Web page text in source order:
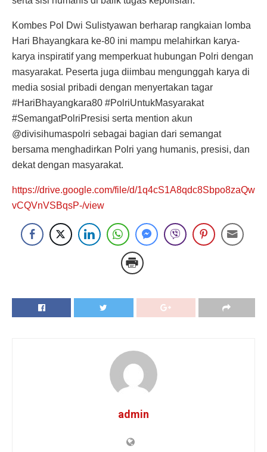
Kombes Pol Dwi Sulistyawan berharap rangkaian lomba
Hari Bhayangkara ke-80 ini mampu melahirkan karya-
karya inspiratif yang memperkuat hubungan Polri dengan
masyarakat. Peserta juga diimbau mengunggah karya di
media sosial pribadi dengan menyertakan tagar
#HariBhayangkara80 #PolriUntukMasyarakat
#SemangatPolriPresisi serta mention akun
@divisihumaspolri sebagai bagian dari semangat
bersama menghadirkan Polri yang humanis, presisi, dan
dekat dengan masyarakat.
https://drive.google.com/file/d/1q4cS1A8qdc8Sbpo8zaQw
vCQVnVSBqsP-/view
admin